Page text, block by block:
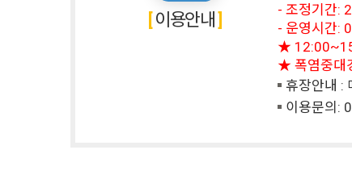
이용안내
- 조정기간:
- 운영시간:
★
★ 폭염중대
휴장안내 :
이용문의: